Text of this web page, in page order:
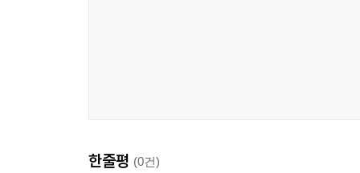
지하도와 두더지 잡기 놀이
한줄평 (0건)